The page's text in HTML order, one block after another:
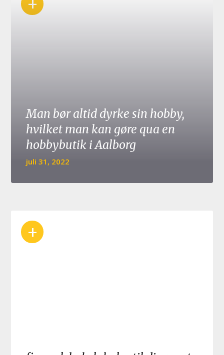
Man bør altid dyrke sin hobby,
hvilket man kan gøre qua en
hobbybutik i Aalborg
juli 31, 2022
+